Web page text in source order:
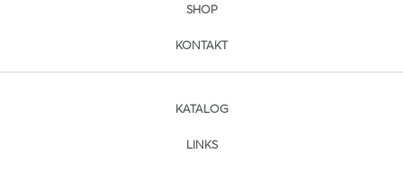
SHOP
KONTAKT
KATALOG
LINKS